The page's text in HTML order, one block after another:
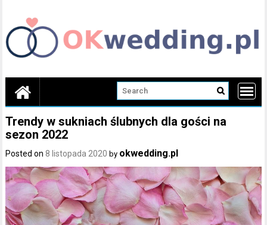
content
Trendy w sukniach ślubnych dla gości na
sezon 2022
Posted on 8 listopada 2020 by okwedding.pl